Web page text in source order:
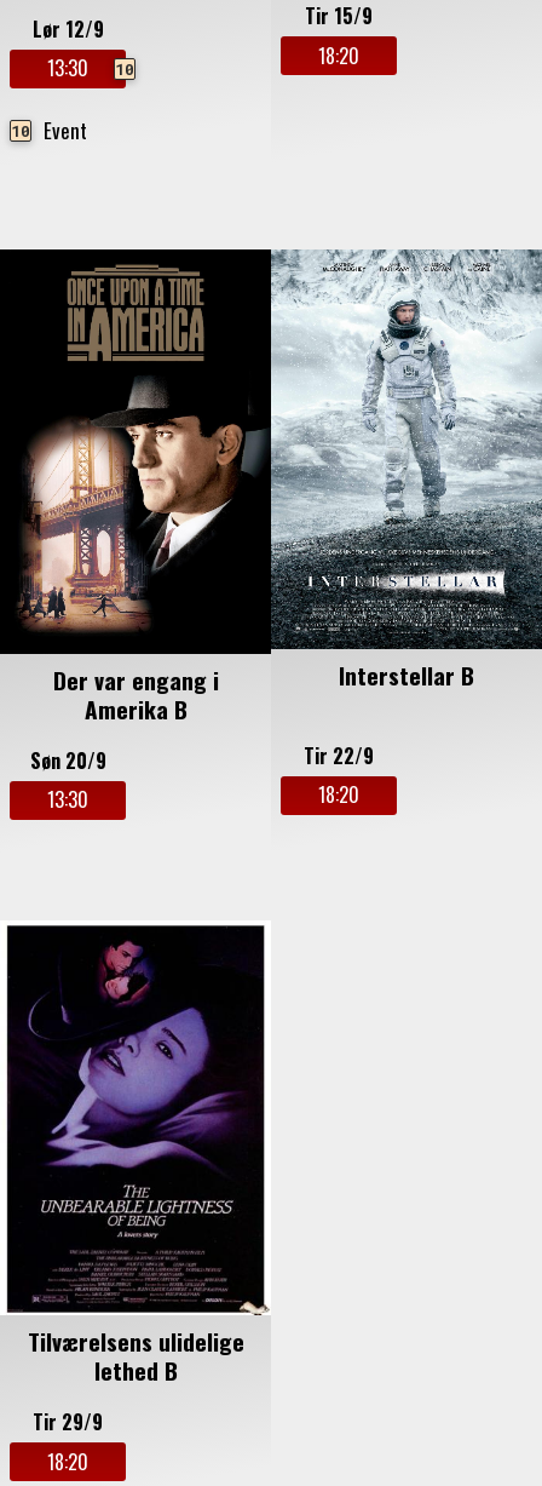
Lør 12/9
13:30
10
10 Event
Tir 15/9
18:20
Der var engang i
Amerika B
Søn 20/9
13:30
Interstellar B
Tir 22/9
18:20
Tilværelsens ulidelige
lethed B
Tir 29/9
18:20